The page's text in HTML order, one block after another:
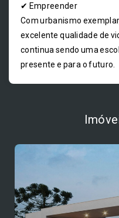
✔ Empreender
Com urbanismo
excelente qualidade de
continua sendo uma
presente e para o futuro.